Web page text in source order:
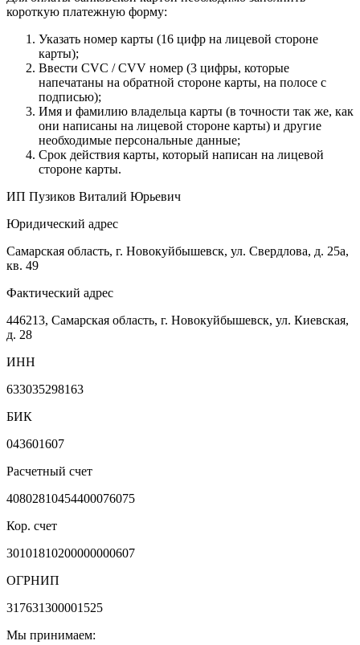
короткую платежную форму:
Указать номер карты (16 цифр на лицевой стороне
карты);
Ввести CVC / CVV номер (3 цифры, которые
напечатаны на обратной стороне карты, на полосе с
подписью);
Имя и фамилию владельца карты (в точности так же, как
они написаны на лицевой стороне карты) и другие
необходимые персональные данные;
Срок действия карты, который написан на лицевой
стороне карты.
ИП Пузиков Виталий Юрьевич
Юридический адрес
Самарская область, г. Новокуйбышевск, ул. Свердлова, д. 25а,
кв. 49
Фактический адрес
446213, Самарская область, г. Новокуйбышевск, ул. Киевская,
д. 28
ИНН
633035298163
БИК
043601607
Расчетный счет
40802810454400076075
Кор. счет
30101810200000000607
ОГРНИП
317631300001525
Мы принимаем: